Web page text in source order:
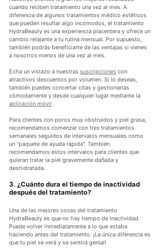
cuando reciben tratamiento una vez al mes. A
diferencia de algunos tratamientos médico estéticos
que pueden resultar algo incómodos, el tratamiento
HydraBeauty es una experiencia placentera y ofrece un
cambio relajante a tu rutina mensual. Por supuesto,
también podrás beneficiarte de las ventajas si vienes
a nosotros menos de una vez al mes.
Echa un vistazo a nuestras suscripciones con
atractivos descuentos por volumen. Si lo deseas,
también puedes concertar citas y gestionarlas
cómodamente y desde cualquier lugar mediante la
aplicación móvil .
Para clientes con poros muy obstruidos y piel grasa,
recomendamos comenzar con tres tratamientos
semanales seguidos de intervalos mensuales como
un "paquete de ayuda rápida". También
recomendamos estos intervalos para clientes que
quieran tratar la piel gravemente dañada y
deshidratada.
3. ¿Cuánto dura el tiempo de inactividad
después del tratamiento?
Una de las mejores cosas del tratamiento
HydraBeauty es que no hay tiempo de inactividad.
Puede volver inmediatamente a lo que estaba
haciendo antes del tratamiento. ¡La única diferencia es
que tu piel se verá y se sentirá genial!